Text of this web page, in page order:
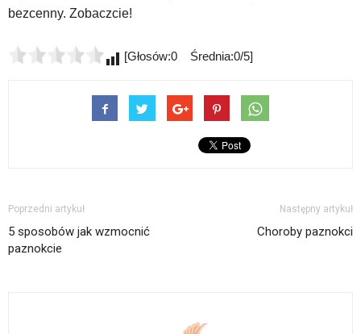
bezcenny. Zobaczcie!
[Głosów:0 Średnia:0/5]
Poprzedni artykuł
5 sposobów jak wzmocnić
paznokcie
Następny artykuł
Choroby paznokci